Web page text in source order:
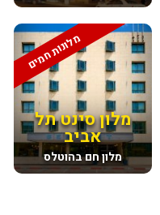
מלונות חמים
מלון סינט תל
אביב
מלון חם בהוטלס